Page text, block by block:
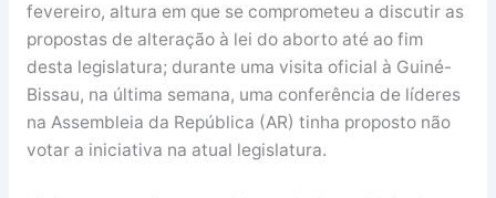
fevereiro, altura em que se comprometeu a discutir as
propostas de alteração à lei do aborto até ao fim
desta legislatura; durante uma visita oficial à Guiné-
Bissau, na última semana, uma conferência de líderes
na Assembleia da República (AR) tinha proposto não
votar a iniciativa na atual legislatura.